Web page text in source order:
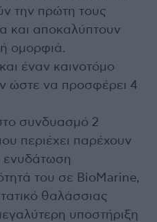
την πρώτη τους
και αποκαλύπτουν
ομορφιά.
έναν καινοτόμο
ώστε να προσφέρει 4
συνδυασμό 2
περιέχει παρέχουν
ενυδάτωση
του σε BioMarine,
θαλάσσιας
υποστήριξη